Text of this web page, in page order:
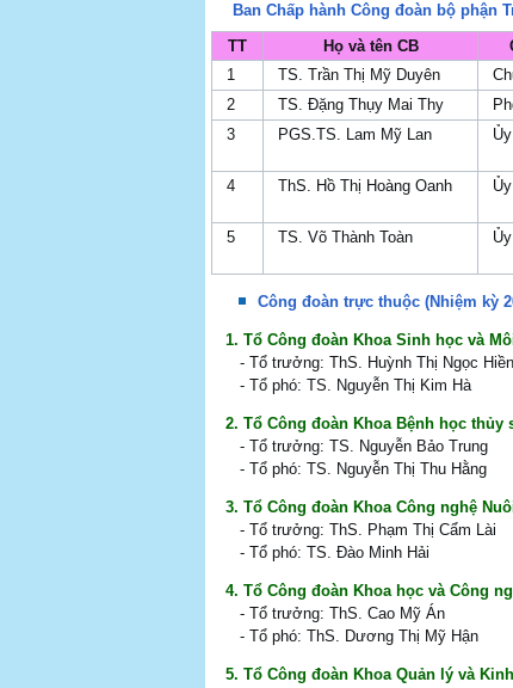
Ban Chấp hành Công đoàn bộ phận
TT
Họ và tên CB
1
TS. Trần Thị Mỹ Duyên
2
TS. Đặng Thụy Mai Thy
3
PGS.TS. Lam Mỹ Lan
4
ThS. Hồ Thị Hoàng Oanh
5
TS. Võ Thành Toàn
Công đoàn trực thuộc (Nhiệm kỳ
1. Tổ Công đoàn Khoa Sinh học và
- Tổ trưởng: ThS. Huỳnh Thị Ngọc Hiền
- Tổ phó: TS. Nguyễn Thị Kim Hà
2. Tổ Công đoàn Khoa Bệnh học thủy
- Tổ trưởng: TS. Nguyễn Bảo Trung
- Tổ phó: TS. Nguyễn Thị Thu Hằng
3. Tổ Công đoàn Khoa Công nghệ
- Tổ trưởng: ThS. Phạm Thị Cẩm Lài
- Tổ phó: TS. Đào Minh Hải
4. Tổ Công đoàn Khoa học và Công
- Tổ trưởng: ThS. Cao Mỹ Án
- Tổ phó: ThS. Dương Thị Mỹ Hận
5. Tổ Công đoàn Khoa Quản lý và